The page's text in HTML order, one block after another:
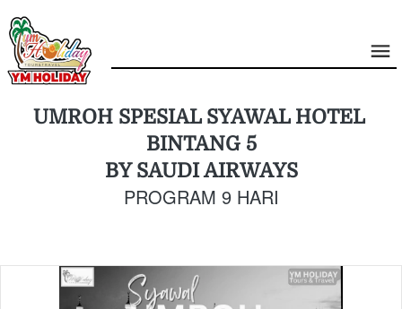
UMROH SPESIAL SYAWAL HOTEL
BINTANG 5
BY SAUDI AIRWAYS
PROGRAM 9 HARI